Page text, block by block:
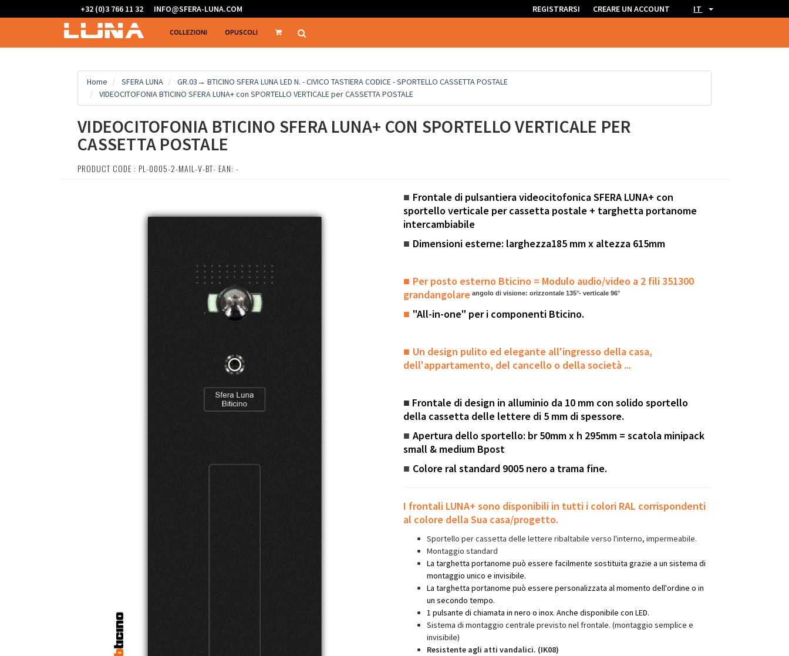
+32 (0)3 766 11 32 INFO@SFERA-LUNA.COM REGISTRARSI CREARE UN ACCOUNT IT
COLLEZIONI OPUSCOLI
Home SFERA LUNA
GR.03→ BTICINO SFERA LUNA LED N. - CIVICO TASTIERA CODICE - SPORTELLO CASSETTA POSTALE
VIDEOCITOFONIA BTICINO SFERA LUNA+ con SPORTELLO VERTICALE per CASSETTA POSTALE
VIDEOCITOFONIA BTICINO SFERA LUNA+ CON SPORTELLO VERTICALE PER
CASSETTA POSTALE
PRODUCT CODE : PL-0005-2-MAIL-V-BT- EAN: -
■ Frontale di pulsantiera videocitofonica SFERA LUNA+ con
sportello verticale per cassetta postale + targhetta portanome
intercambiabile
■ Dimensioni esterne: larghezza185 mm x altezza 615mm
■ Per posto esterno Bticino = Modulo audio/video a 2 fili 351300
grandangolare angolo di visione: orizzontale 135°- verticale 96°
■ "All-in-one" per i componenti Bticino.
■ Un design pulito ed elegante all'ingresso della casa,
dell'appartamento, del cancello o dellasocietà ...
■ Frontale di design in alluminio da 10 mm con solido sportello
della cassetta delle lettere di 5 mm di spessore.
■ Apertura dello sportello: br 50mm x h 295mm = scatola minipack
small & medium Bpost
■ Colore ral standard 9005 nero a trama fine.
I frontali LUNA+ sono disponibili in tutti i colori RAL corrispondenti
al colore della Sua casa/progetto.
Sportello per cassetta delle lettere ribaltabile verso l'interno, impermeabile.
Montaggio standard
La targhetta portanome può essere facilmente sostituita grazie a un sistema di
montaggio unico e invisibile.
La targhetta portanome può essere personalizzata al momento dell'ordine o in
un secondo tempo.
1 pulsante di chiamata in nero o inox. Anche disponibile con LED.
Sistema di montaggio centrale previsto nel frontale. (montaggio semplice e
invisibile)
Resistente agli atti vandalici. (IK08)